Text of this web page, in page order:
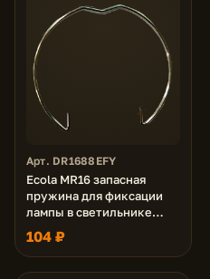
Арт. DR1688EFY
Ecola MR16 запасная
пружина для фиксации
лампы в светильнике
MR16 без стопоров,
упаковка 20шт
104 ₽